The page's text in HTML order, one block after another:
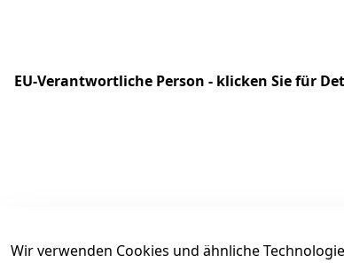
EU-Verantwortliche Person - klicken Sie für
Wir verwenden Cookies und ähnliche